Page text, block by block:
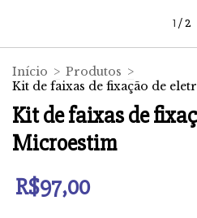
1 /2
Início > Produtos >
Kit de faixas de fixação de
Kit de faixas de
Microestim
R$97,00